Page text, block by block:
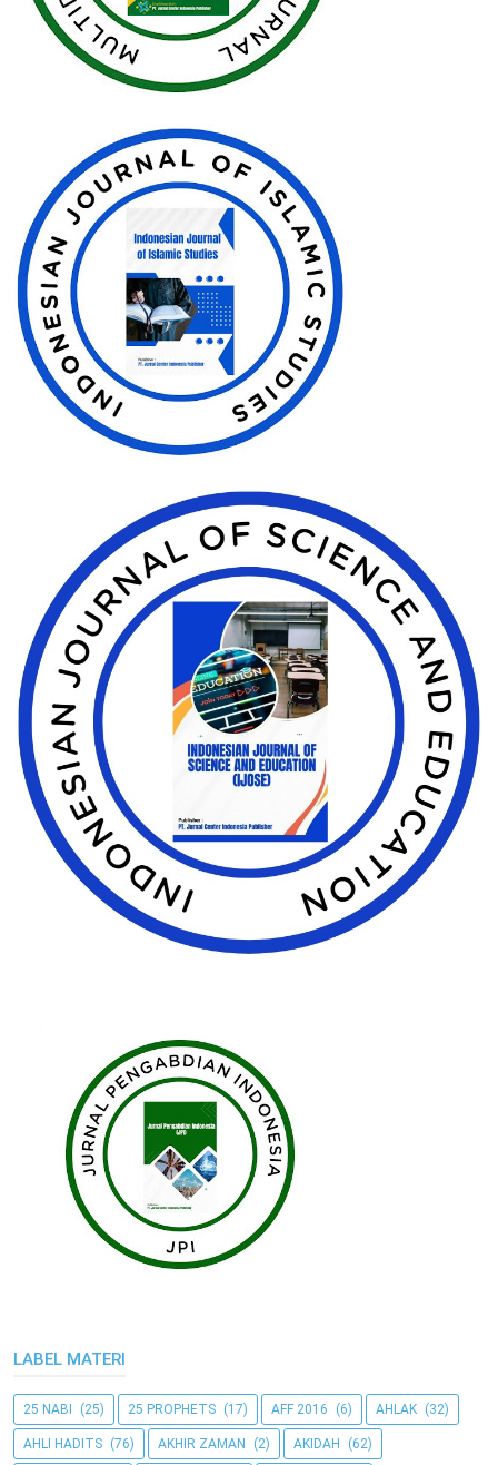
LABEL MATERI
25 NABI (25) 25 PROPHETS (17) AFF 2016 (6) AHLAK (32)
AHLI HADITS (76) AKHIR ZAMAN (2) AKIDAH (62)